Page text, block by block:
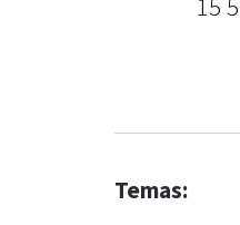
15
Temas: